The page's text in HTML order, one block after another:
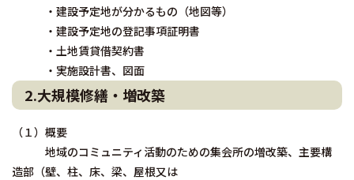
・建設予定地が分かるもの（地図等）
・建設予定地の登記事項証明書
・土地賃貸借契約書
・実施設計書、図面
2.大規模修繕・増改築
（１）概要
地域のコミュニティ活動のための集会所の増改築、主要構
造部（壁、柱、床、梁、屋根又は